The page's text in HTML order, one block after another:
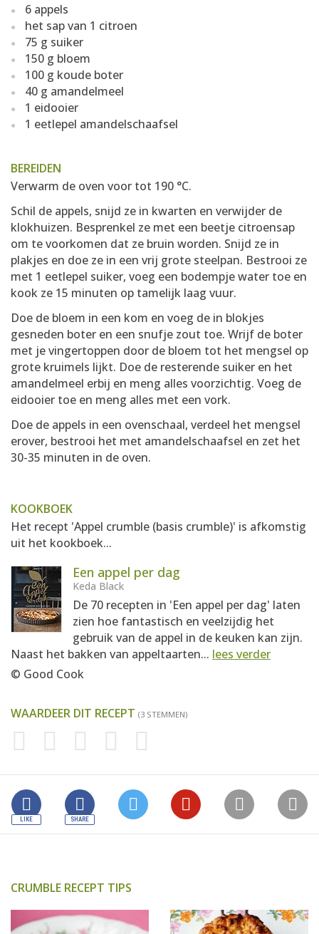
6 appels
het sap van 1 citroen
75 g suiker
150 g bloem
100 g koude boter
40 g amandelmeel
1 eidooier
1 eetlepel amandelschaafsel
BEREIDEN
Verwarm de oven voor tot 190 °C.
Schil de appels, snijd ze in kwarten en verwijder de
klokhuizen. Besprenkel ze met een beetje citroensap
om te voorkomen dat ze bruin worden. Snijd ze in
plakjes en doe ze in een vrij grote steelpan. Bestrooi ze
met 1 eetlepel suiker, voeg een bodempje water toe en
kook ze 15 minuten op tamelijk laag vuur.
Doe de bloem in een kom en voeg de in blokjes
gesneden boter en een snufje zout toe. Wrijf de boter
met je vingertoppen door de bloem tot het mengsel op
grote kruimels lijkt. Doe de resterende suiker en het
amandelmeel erbij en meng alles voorzichtig. Voeg de
eidooier toe en meng alles met een vork.
Doe de appels in een ovenschaal, verdeel het mengsel
erover, bestrooi het met amandelschaafsel en zet het
30-35 minuten in de oven.
KOOKBOEK
Het recept 'Appel crumble (basis crumble)' is afkomstig
uit het kookboek...
Een appel per dag
Keda Black
De 70 recepten in 'Een appel per dag' laten
zien hoe fantastisch en veelzijdig het
gebruik van de appel in de keuken kan zijn.
Naast het bakken van appeltaarten... lees verder
© Good Cook
WAARDEER DIT RECEPT (3 STEMMEN)
CRUMBLE RECEPT TIPS